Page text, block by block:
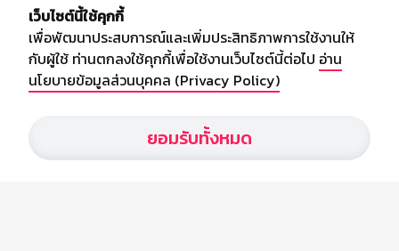
บริษัท สยามสปอร์ต ซินติเคท จำกัด (มหาชน)
เลขที่ 66/26 - 29 ซอยรามอินทรา 40
ถนนรามอินทรา แขวงนวลจันทร์
เขตบึงกุ่ม กรุงเทพฯ 10230
webmaster@siamsport.co.th
เว็บไซต์ : www.siamsport.co.th
เว็บไซต์นี้ใช้คุกกี้
เพื่อพัฒนาประสบการณ์และเพิ่มประสิทธิภาพการใช้งานให้
กับผู้ใช้ ท่านตกลงใช้คุกกี้เพื่อใช้งานเว็บไซต์นี้ต่อไป อ่าน
นโยบายข้อมูลส่วนบุคคล (Privacy Policy)
ยอมรับทั้งหมด